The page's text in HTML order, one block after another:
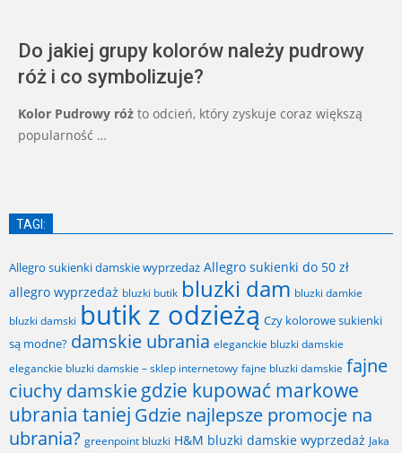
Do jakiej grupy kolorów należy pudrowy
róż i co symbolizuje?
Kolor Pudrowy róż to odcień, który zyskuje coraz większą
popularność …
TAGI:
Allegro sukienki damskie wyprzedaż Allegro sukienki do 50 zł
allegro wyprzedaż bluzki butik bluzki dam bluzki damkie
bluzki damski butik z odzieżą Czy kolorowe sukienki
są modne? damskie ubrania eleganckie bluzki damskie
eleganckie bluzki damskie – sklep internetowy fajne bluzki damskie fajne
ciuchy damskiegdzie kupować markowe
ubrania taniej Gdzie najlepsze promocje na
ubrania? greenpoint bluzki H&M bluzki damskie wyprzedaż Jaka